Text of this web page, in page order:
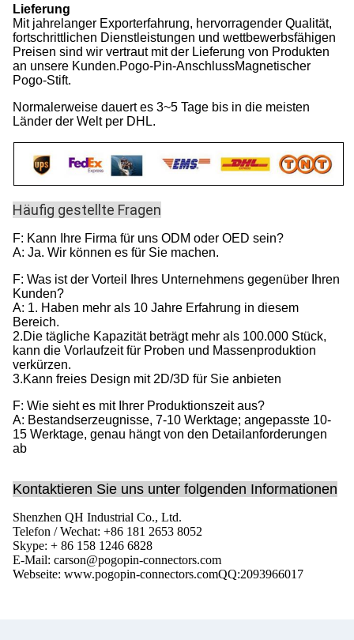
Lieferung
Mit jahrelanger Exporterfahrung, hervorragender Qualität,
fortschrittlichen Dienstleistungen und wettbewerbsfähigen
Preisen sind wir vertraut mit der Lieferung von Produkten
an unsere Kunden.Pogo-Pin-AnschlussMagnetischer
Pogo-Stift.
Normalerweise dauert es 3~5 Tage bis in die meisten
Länder der Welt per DHL.
Häufig gestellte Fragen
F: Kann Ihre Firma für uns ODM oder OED sein?
A: Ja. Wir können es für Sie machen.
F: Was ist der Vorteil Ihres Unternehmens gegenüber Ihren
Kunden?
A: 1. Haben mehr als 10 Jahre Erfahrung in diesem
Bereich.
2.Die tägliche Kapazität beträgt mehr als 100.000 Stück,
kann die Vorlaufzeit für Proben und Massenproduktion
verkürzen.
3.Kann freies Design mit 2D/3D für Sie anbieten
F: Wie sieht es mit Ihrer Produktionszeit aus?
A: Bestandserzeugnisse, 7-10 Werktage; angepasste 10-
15 Werktage, genau hängt von den Detailanforderungen
ab
Kontaktieren Sie uns unter folgenden Informationen
Shenzhen QH Industrial Co., Ltd.
Telefon / Wechat: +86 181 2653 8052
Skype: + 86 158 1246 6828
E-Mail: carson@pogopin-connectors.com
Webseite: www.pogopin-connectors.comQQ:2093966017